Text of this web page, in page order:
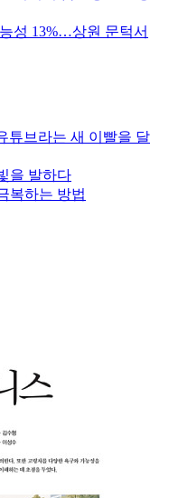
성 13%…상원 문턱서
튜브라는 새 이빨을 달
을 발하다
복하는 방법